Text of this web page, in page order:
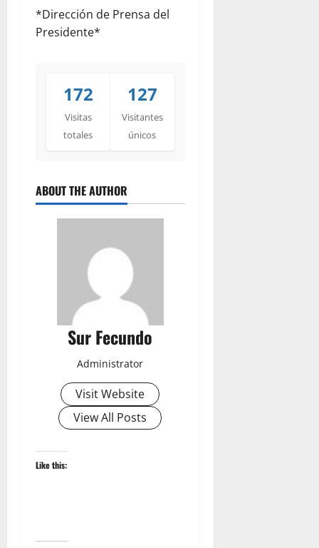
*Dirección de Prensa del
Presidente*
172
Visitas
totales
127
Visitantes
únicos
ABOUT THE AUTHOR
Sur Fecundo
Administrator
Visit Website
View All Posts
Like this: